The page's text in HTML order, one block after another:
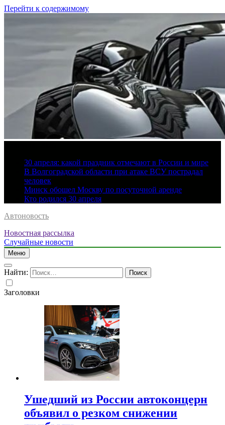
Перейти к содержимому
30 апреля: какой праздник отмечают в России и мире
В Волгоградской области при атаке ВСУ пострадал
человек
Минск обошел Москву по посуточной аренде
Кто родился 30 апреля
Автоновость
Новостная рассылка
Случайные новости
Меню
Найти:
Заголовки
Ушедший из России автоконцерн
объявил о резком снижении